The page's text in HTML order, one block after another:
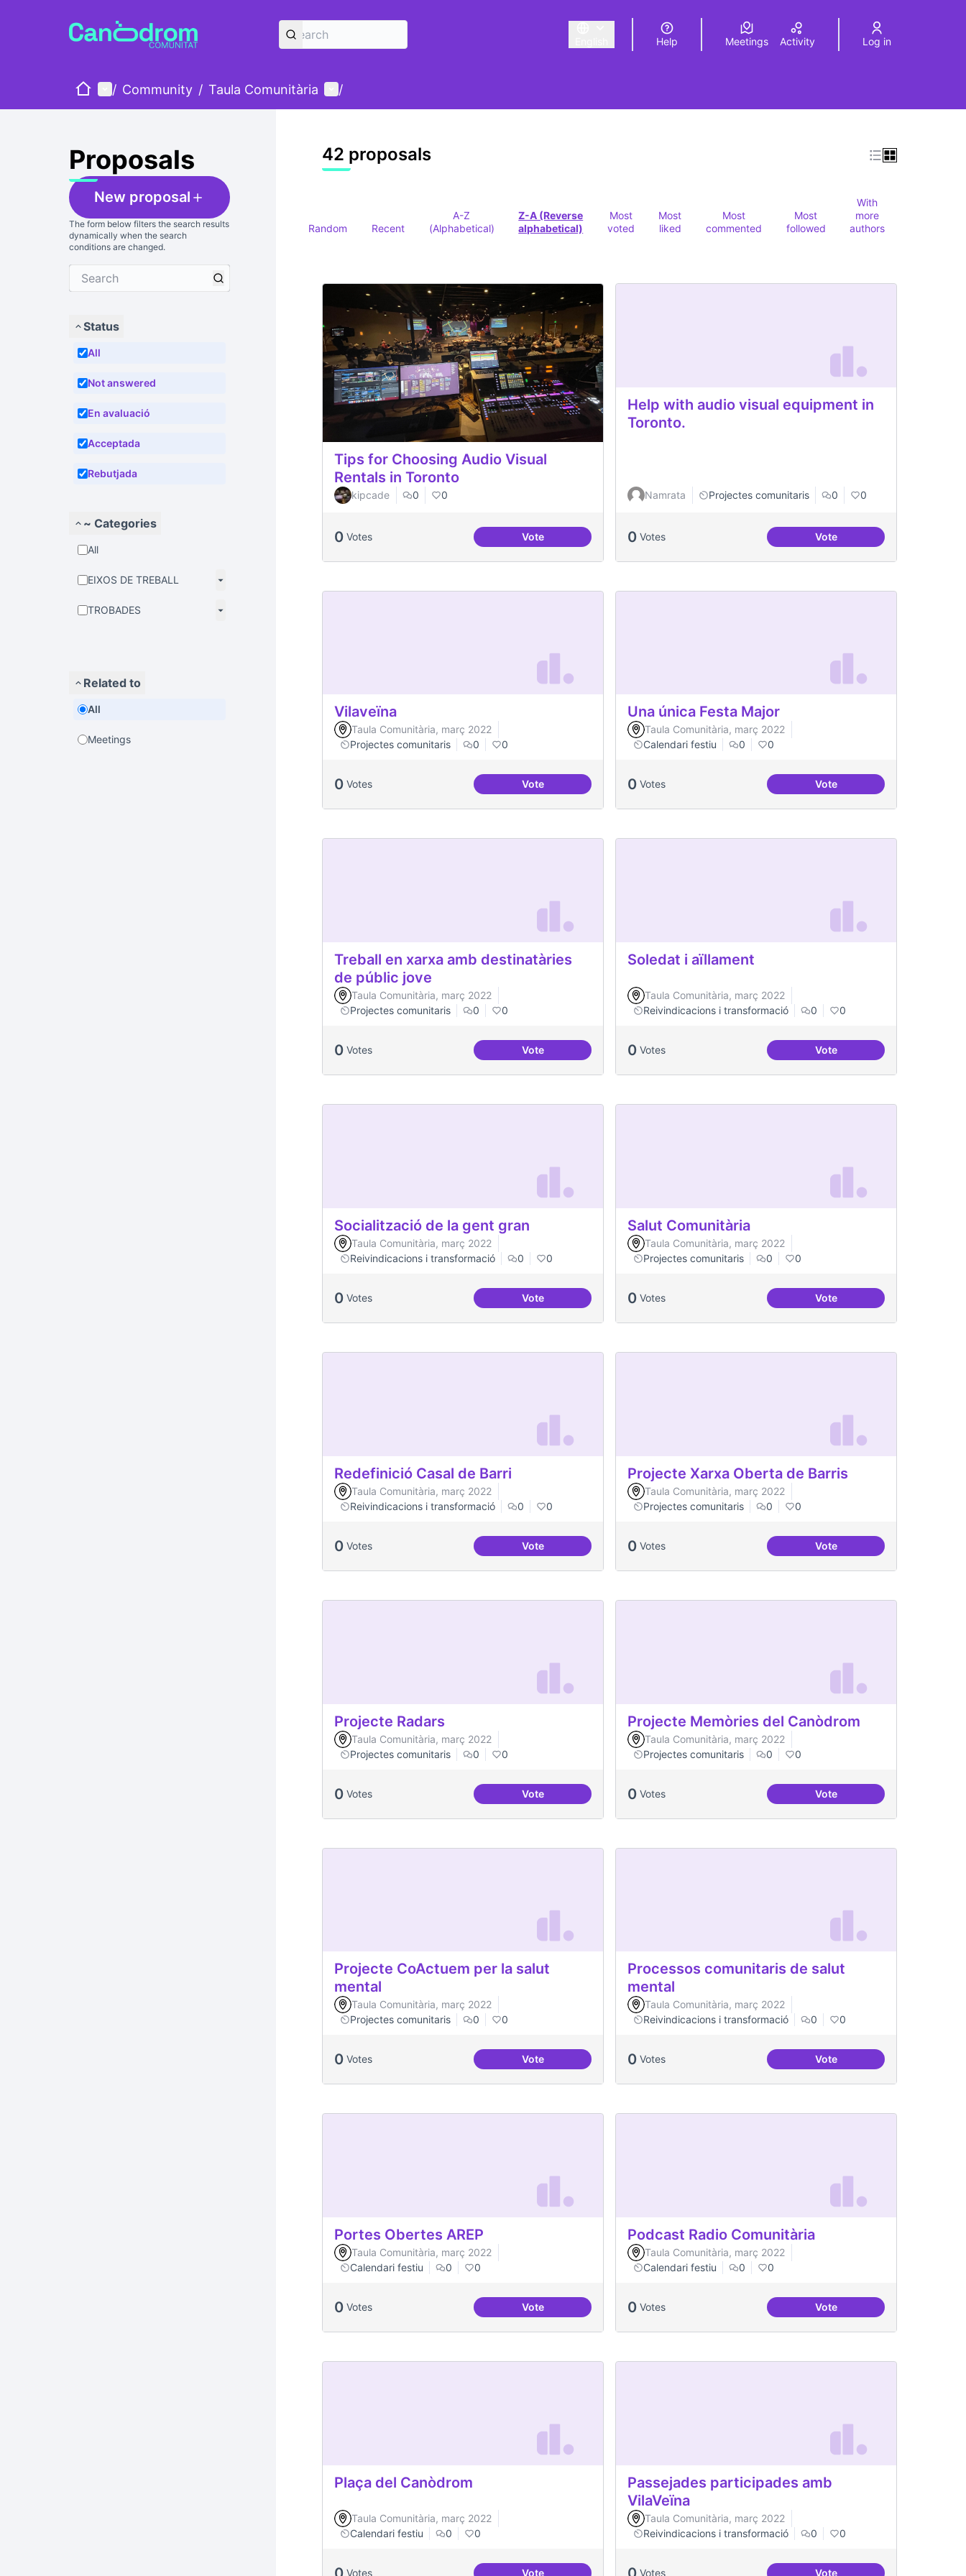
Triar la llengua Elegir el idiomaChoose language
Help Meetings Activity Log in
HomeMain menu
/ Community / Taula Comunitària User menu
/
Proposals
New proposal
The form below filters the search results
dynamically when the search
conditions are changed.
Status
All
Not answered
En avaluació
Acceptada
Rebutjada
~ Categories
All
EIXOS DE TREBALL
TROBADES
Related to
All
Meetings
42 proposals
Random Recent
A-Z
(Alphabetical)
Z-A (Reverse
alphabetical)
Most
voted
Most
liked
Most
commented
Most
followed
With
more
authors
Tips for Choosing Audio Visual
Rentals in Toronto
kipcade 0 0
0 Votes VoteTips for Choosing Audio Visual Rentals in Toronto
Help with audio visual equipment in
Toronto.
Namrata Projectes comunitaris 0 0
0 Votes VoteHelp with audio visual
Vilaveïna
Taula Comunitària, març 2022
Projectes comunitaris
0 0
0 Votes VoteVilaveïna
Una única Festa Major
Taula Comunitària, març 2022
Calendari festiu
0 0
0 Votes VoteUna única Festa Major
Treball en xarxa amb destinatàries
de públic jove
Taula Comunitària, març 2022
Projectes comunitaris
0 0
0 Votes VoteTreball en xarxa amb destinatàries de públic jove
Soledat i aïllament
Taula Comunitària, març 2022
Reivindicacions i transformació
0 0
0 Votes VoteSoledat i aïllament
Socialització de la gent gran
Taula Comunitària, març 2022
Reivindicacions i transformació
0 0
0 Votes VoteSocialització de la gent gran
Salut Comunitària
Taula Comunitària, març 2022
Projectes comunitaris
0 0
0 Votes VoteSalut Comunitària
Redefinició Casal de Barri
Taula Comunitària, març 2022
Reivindicacions i transformació
0 0
0 Votes VoteRedefinició Casal de Barri
Projecte Xarxa Oberta de Barris
Taula Comunitària, març 2022
Projectes comunitaris
0 0
0 Votes VoteProjecte Xarxa Oberta de
Projecte Radars
Taula Comunitària, març 2022
Projectes comunitaris
0 0
0 Votes VoteProjecte Radars
Projecte Memòries del Canòdrom
Taula Comunitària, març 2022
Projectes comunitaris
0 0
0 Votes VoteProjecte Memòries del
Projecte CoActuem per la salut
mental
Taula Comunitària, març 2022
Projectes comunitaris
0 0
0 Votes VoteProjecte CoActuem per la salut mental
Processos comunitaris de salut
mental
Taula Comunitària, març 2022
Reivindicacions i transformació
0 0
0 Votes VoteProcessos comunitaris de
Portes Obertes AREP
Taula Comunitària, març 2022
Calendari festiu
0 0
0 Votes VotePortes Obertes AREP
Podcast Radio Comunitària
Taula Comunitària, març 2022
Calendari festiu
0 0
0 Votes VotePodcast Radio Comunitària
Plaça del Canòdrom
Taula Comunitària, març 2022
Calendari festiu
0 0
Votes Vote
Passejades participades amb
VilaVeïna
Taula Comunitària, març 2022
Reivindicacions i transformació
0 0
Votes Vote